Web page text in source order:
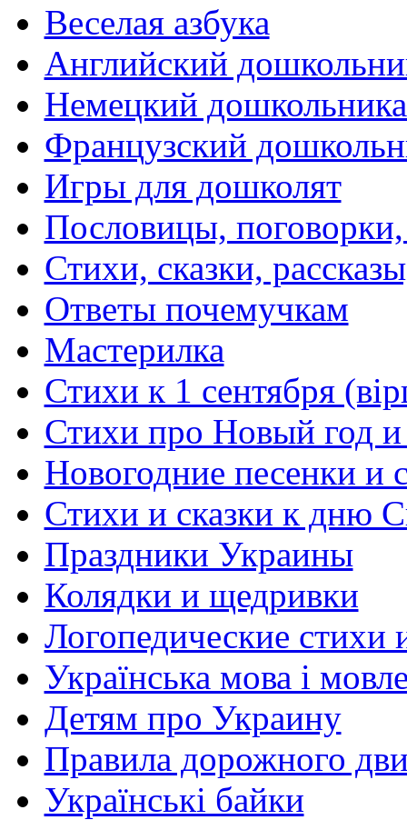
Веселая азбука
Английский
Немецкий
Французский
Игры для дошколят
Пословицы,
Стихи, сказки,
Ответы почемучкам
Мастерилка
Стихи к 1 сентября
Стихи про Новый год
Новогодние песенки и
Стихи и сказки к дню
Праздники Украины
Колядки и щедривки
Логопедические стихи
Українська мова і
Детям про Украину
Правила дорожного
Українські байки